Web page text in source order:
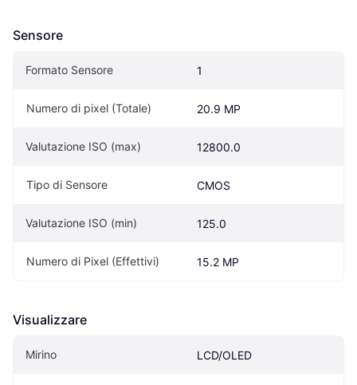
Sensore
Formato Sensore 1
Numero di pixel (Totale) 20.9 MP
Valutazione ISO (max) 12800.0
Tipo di Sensore CMOS
Valutazione ISO (min) 125.0
Numero di Pixel (Effettivi) 15.2 MP
Visualizzare
Mirino LCD/OLED